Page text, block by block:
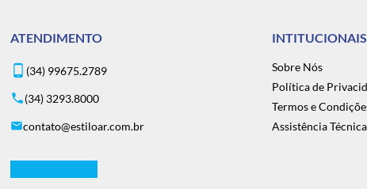
ATENDIMENTO
(34) 99675.2789
(34) 3293.8000
contato@estiloar.com.br
INTITUCIONAIS
Sobre Nós
Política de
Termos e
Assistência Técnica